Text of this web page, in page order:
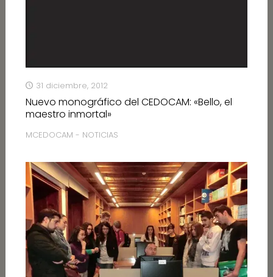
31 diciembre, 2012
Nuevo monográfico del CEDOCAM: «Bello, el
maestro inmortal»
MCEDOCAM - NOTICIAS